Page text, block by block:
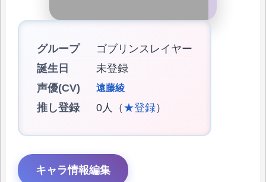
グループ
ゴブリンスレイヤー
誕生日
未登録
声優(CV)
遠藤綾
推し登録 0人（ ★登録）
キャラ情報編集